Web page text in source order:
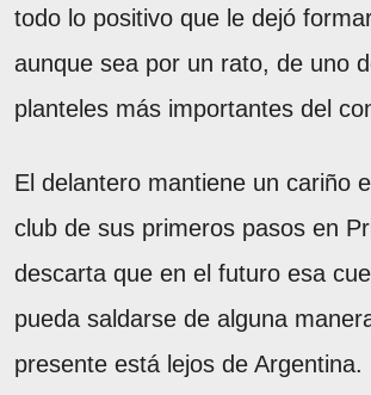
todo lo positivo que le dejó
aunque sea por un rato, de uno
planteles más importantes del
El delantero mantiene un cariño
club de sus primeros pasos en
descarta que en el futuro esa
pueda saldarse de alguna
presente está lejos de Argentina.